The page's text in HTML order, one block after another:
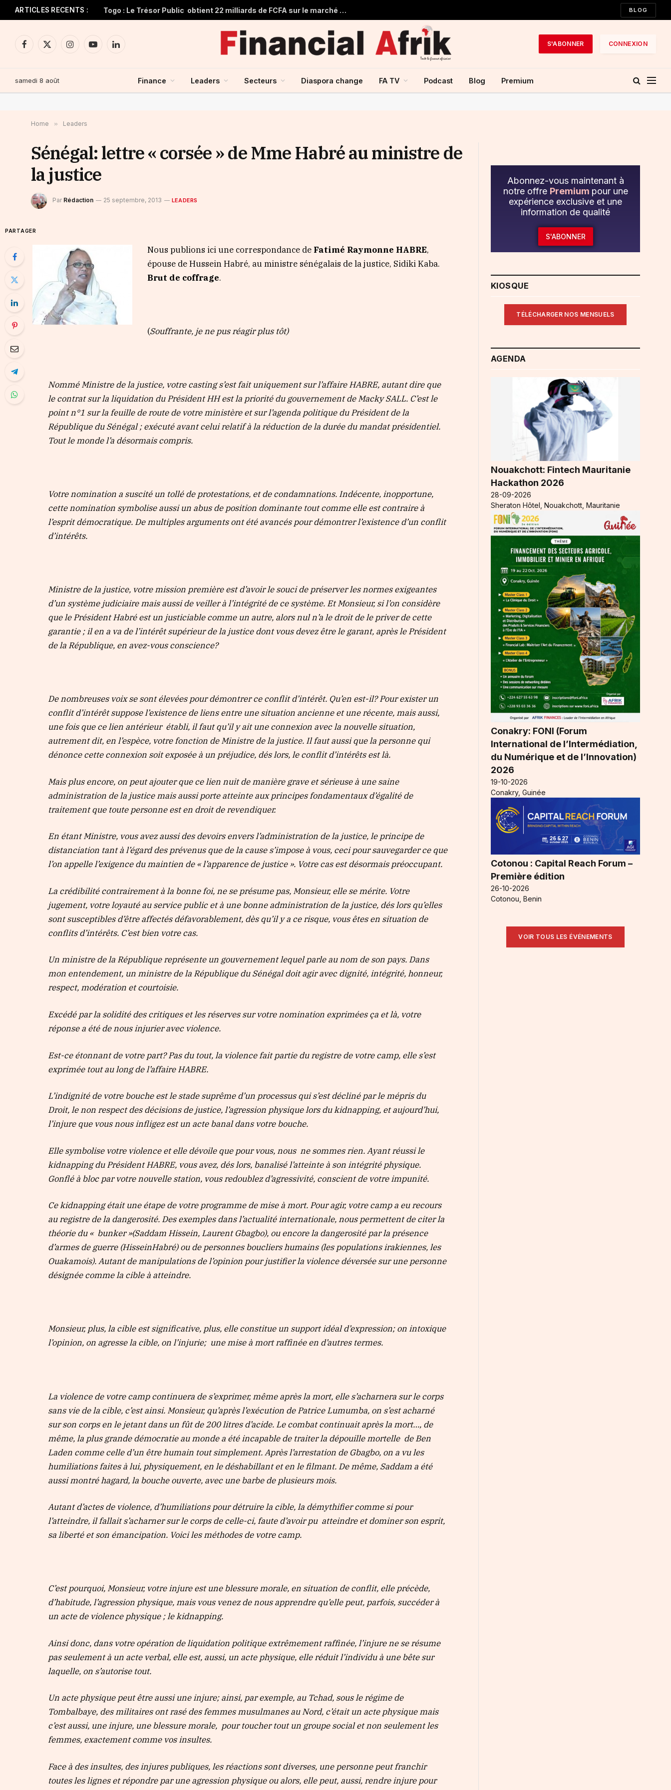
ARTICLES RECENTS : Togo : Le Trésor Public obtient 22 milliards de FCFA sur le marché financier de l’UMOA BLOG
Facebook
X
InstagramYouTubeLinkedIn
S'ABONNER CONNEXION
samedi 8 août Finance Leaders Secteurs Diaspora change FA TV Podcast Blog Premium
Home » Leaders
Sénégal: lettre « corsée » de Mme Habré au ministre de
la justice
Par Rédaction 25 septembre, 2013 LEADERS
PARTAGER
Nous publions ici une correspondance de Fatimé Raymonne HABRE,
épouse de Hussein Habré, au ministre sénégalais de la justice, Sidiki Kaba.
Brut de coffrage.
(Souffrante, je ne pus réagir plus tôt)
Nommé Ministre de la justice, votre casting s’est fait uniquement sur l’affaire HABRE, autant dire que
le contrat sur la liquidation du Président HH est la priorité du gouvernement de Macky SALL. C’est le
point n°1 sur la feuille de route de votre ministère et sur l’agenda politique du Président de la
République du Sénégal ; exécuté avant celui relatif à la réduction de la durée du mandat présidentiel.
Tout le monde l’a désormais compris.
Votre nomination a suscité un tollé de protestations, et de condamnations. Indécente, inopportune,
cette nomination symbolise aussi un abus de position dominante tout comme elle est contraire à
l’esprit démocratique. De multiples arguments ont été avancés pour démontrer l’existence d’un conflit
d’intérêts.
Ministre de la justice, votre mission première est d’avoir le souci de préserver les normes exigeantes
d’un système judiciaire mais aussi de veiller à l’intégrité de ce système. Et Monsieur, si l’on considère
que le Président Habré est un justiciable comme un autre, alors nul n’a le droit de le priver de cette
garantie ; il en a va de l’intérêt supérieur de la justice dont vous devez être le garant, après le Président
de la République, en avez-vous conscience?
De nombreuses voix se sont élevées pour démontrer ce conflit d’intérêt. Qu’en est-il? Pour exister un
conflit d’intérêt suppose l’existence de liens entre une situation ancienne et une récente, mais aussi,
une fois que ce lien antérieur établi, il faut qu’il y ait une connexion avec la nouvelle situation,
autrement dit, en l’espèce, votre fonction de Ministre de la justice. Il faut aussi que la personne qui
dénonce cette connexion soit exposée à un préjudice, dés lors, le conflit d’intérêts est là.
Mais plus encore, on peut ajouter que ce lien nuit de manière grave et sérieuse à une saine
administration de la justice mais aussi porte atteinte aux principes fondamentaux d’égalité de
traitement que toute personne est en droit de revendiquer.
En étant Ministre, vous avez aussi des devoirs envers l’administration de la justice, le principe de
distanciation tant à l’égard des prévenus que de la cause s’impose à vous, ceci pour sauvegarder ce que
l’on appelle l’exigence du maintien de « l’apparence de justice ». Votre cas est désormais préoccupant.
La crédibilité contrairement à la bonne foi, ne se présume pas, Monsieur, elle se mérite. Votre
jugement, votre loyauté au service public et à une bonne administration de la justice, dés lors qu’elles
sont susceptibles d’être affectés défavorablement, dès qu’il y a ce risque, vous êtes en situation de
conflits d’intérêts. C’est bien votre cas.
Un ministre de la République représente un gouvernement lequel parle au nom de son pays. Dans
mon entendement, un ministre de la République du Sénégal doit agir avec dignité, intégrité, honneur,
respect, modération et courtoisie.
Excédé par la solidité des critiques et les réserves sur votre nomination exprimées ça et là, votre
réponse a été de nous injurier avec violence.
Est-ce étonnant de votre part? Pas du tout, la violence fait partie du registre de votre camp, elle s’est
exprimée tout au long de l’affaire HABRE.
L’indignité de votre bouche est le stade suprême d’un processus qui s’est décliné par le mépris du
Droit, le non respect des décisions de justice, l’agression physique lors du kidnapping, et aujourd’hui,
l’injure que vous nous infligez est un acte banal dans votre bouche.
Elle symbolise votre violence et elle dévoile que pour vous, nous ne sommes rien. Ayant réussi le
kidnapping du Président HABRE, vous avez, dés lors, banalisé l’atteinte à son intégrité physique.
Gonflé à bloc par votre nouvelle station, vous redoublez d’agressivité, conscient de votre impunité.
Ce kidnapping était une étape de votre programme de mise à mort. Pour agir, votre camp a eu recours
au registre de la dangerosité. Des exemples dans l’actualité internationale, nous permettent de citer la
théorie du « bunker »(Saddam Hissein, Laurent Gbagbo), ou encore la dangerosité par la présence
d’armes de guerre (HisseinHabré) ou de personnes boucliers humains (les populations irakiennes, les
Ouakamois). Autant de manipulations de l’opinion pour justifier la violence déversée sur une personne
désignée comme la cible à atteindre.
Monsieur, plus, la cible est significative, plus, elle constitue un support idéal d’expression; on intoxique
l’opinion, on agresse la cible, on l’injurie; une mise à mort raffinée en d’autres termes.
La violence de votre camp continuera de s’exprimer, même après la mort, elle s’acharnera sur le corps
sans vie de la cible, c’est ainsi. Monsieur, qu’après l’exécution de Patrice Lumumba, on s’est acharné
sur son corps en le jetant dans un fût de 200 litres d’acide. Le combat continuait après la mort…, de
même, la plus grande démocratie au monde a été incapable de traiter la dépouille mortelle de Ben
Laden comme celle d’un être humain tout simplement. Après l’arrestation de Gbagbo, on a vu les
humiliations faites à lui, physiquement, en le déshabillant et en le filmant. De même, Saddam a été
aussi montré hagard, la bouche ouverte, avec une barbe de plusieurs mois.
Autant d’actes de violence, d’humiliations pour détruire la cible, la démythifier comme si pour
l’atteindre, il fallait s’acharner sur le corps de celle-ci, faute d’avoir pu atteindre et dominer son esprit,
sa liberté et son émancipation. Voici les méthodes de votre camp.
C’est pourquoi, Monsieur, votre injure est une blessure morale, en situation de conflit, elle précède,
d’habitude, l’agression physique, mais vous venez de nous apprendre qu’elle peut, parfois, succéder à
un acte de violence physique ; le kidnapping.
Ainsi donc, dans votre opération de liquidation politique extrêmement raffinée, l’injure ne se résume
pas seulement à un acte verbal, elle est, aussi, un acte physique, elle réduit l’individu à une bête sur
laquelle, on s’autorise tout.
Un acte physique peut être aussi une injure; ainsi, par exemple, au Tchad, sous le régime de
Tombalbaye, des militaires ont rasé des femmes musulmanes au Nord, c’était un acte physique mais
c’est aussi, une injure, une blessure morale, pour toucher tout un groupe social et non seulement les
femmes, exactement comme vos insultes.
Face à des insultes, des injures publiques, les réactions sont diverses, une personne peut franchir
toutes les lignes et répondre par une agression physique ou alors, elle peut, aussi, rendre injure pour
Abonnez-vous maintenant à
notre offre Premium pour une
expérience exclusive et une
information de qualité
S'ABONNER
KIOSQUE
TÉLÉCHARGER NOS MENSUELS
AGENDA
Nouakchott: Fintech Mauritanie
Hackathon 2026
28-09-2026
Sheraton Hôtel, Nouakchott, Mauritanie
Conakry: FONI (Forum
International de l’Intermédiation,
du Numérique et de l’Innovation)
2026
19-10-2026
Conakry, Guinée
Cotonou : Capital Reach Forum –
Première édition
26-10-2026
Cotonou, Benin
VOIR TOUS LES ÉVÉNEMENTS